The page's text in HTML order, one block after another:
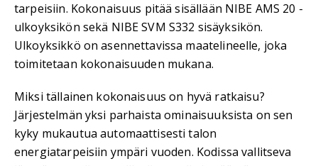
tarpeisiin. Kokonaisuus pitää sisällään NIBE AMS 20 -
ulkoyksikön sekä NIBE SVM S332 sisäyksikön.
Ulkoyksikkö on asennettavissa maatelineelle, joka
toimitetaan kokonaisuuden mukana.
Miksi tällainen kokonaisuus on hyvä ratkaisu?
Järjestelmän yksi parhaista ominaisuuksista on sen
kyky mukautua automaattisesti talon
energiatarpeisiin ympäri vuoden. Kodissa vallitseva